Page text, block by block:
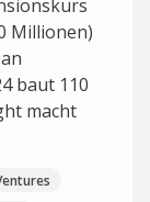
Millionen)
baut 110
macht